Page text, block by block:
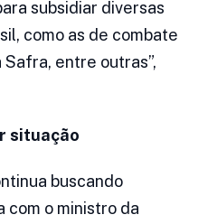
subsidiar diversas
como as de combate
entre outras”,
situação
buscando
com o ministro da